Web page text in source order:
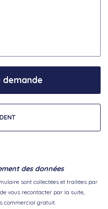
des données
sont collectées et traitées par
vous recontacter par la suite,
commercial gratuit.